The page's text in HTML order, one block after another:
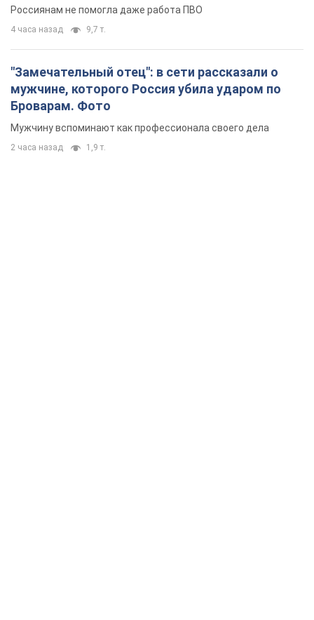
Россиянам не помогла даже работа ПВО
4 часа назад 9,7 т.
"Замечательный отец": в сети рассказали о
мужчине, которого Россия убила ударом по
Броварам. Фото
Мужчину вспоминают как профессионала своего дела
2 часа назад 1,9 т.